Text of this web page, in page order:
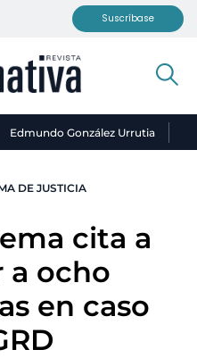
Suscríbase
Edmundo González Urrutia
DE JUSTICIA
cita a
a ocho
en caso